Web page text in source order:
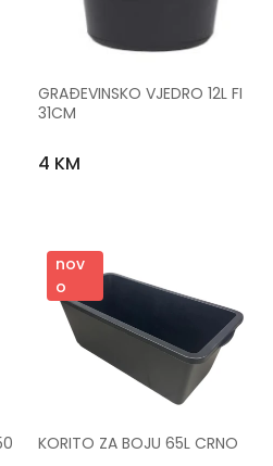
GRAĐEVINSKO VJEDRO 12L FI
31CM
4 KM
nov
o
KORITO ZA BOJU 65L CRNO